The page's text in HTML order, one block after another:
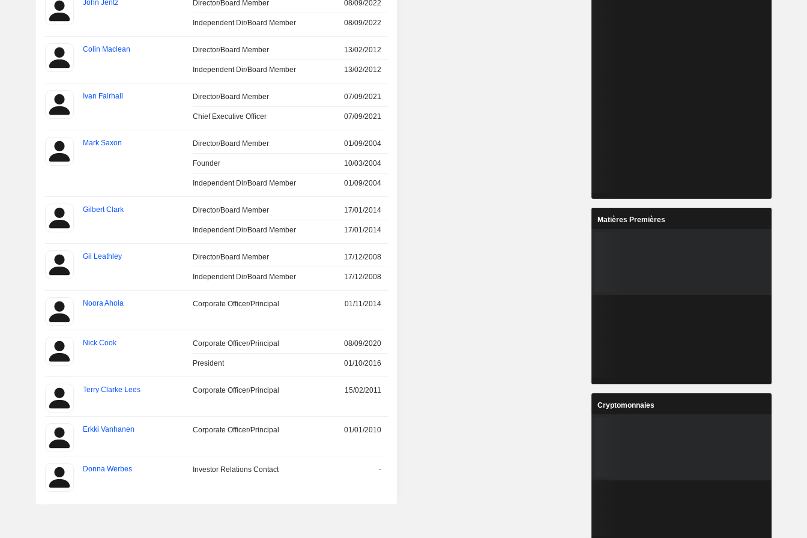
John Jentz Director/Board Member 08/09/2022
Independent Dir/Board Member 08/09/2022
Colin Maclean Director/Board Member 13/02/2012
Independent Dir/Board Member 13/02/2012
Ivan Fairhall Director/Board Member 07/09/2021
Chief Executive Officer 07/09/2021
Mark Saxon Director/Board Member 01/09/2004
Founder 10/03/2004
Independent Dir/Board Member 01/09/2004
Gilbert Clark Director/Board Member 17/01/2014
Independent Dir/Board Member 17/01/2014
Gil Leathley Director/Board Member 17/12/2008
Independent Dir/Board Member 17/12/2008
Noora Ahola Corporate Officer/Principal 01/11/2014
Nick Cook Corporate Officer/Principal 08/09/2020
President 01/10/2016
Terry Clarke Lees Corporate Officer/Principal 15/02/2011
Erkki Vanhanen Corporate Officer/Principal 01/01/2010
Donna Werbes Investor Relations Contact -
Matières Premières
Cryptomonnaies